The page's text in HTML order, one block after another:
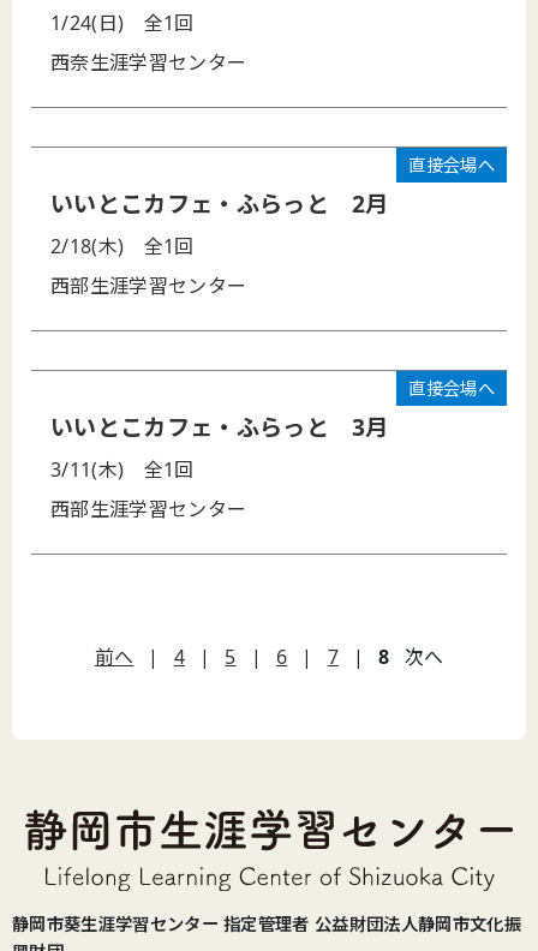
1/24(日)
全1回
西奈生涯学習センター
直接会場へ
いいとこカフェ・ふらっと 2月
2/18(木)
全1回
西部生涯学習センター
直接会場へ
いいとこカフェ・ふらっと 3月
3/11(木)
全1回
西部生涯学習センター
前へ | 4 | 5 | 6 | 7 | 8 次へ
静岡市葵生涯学習センター 指定管理者 公益財団法人静岡市文化振